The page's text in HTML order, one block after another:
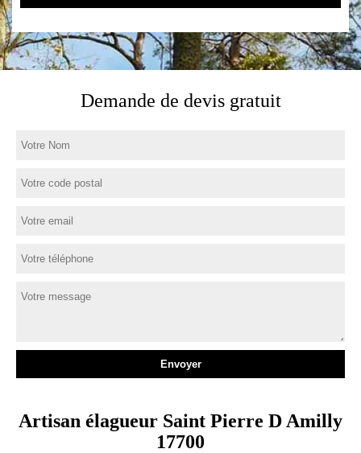
Demande de devis gratuit
Artisan élagueur Saint Pierre D Amilly
17700